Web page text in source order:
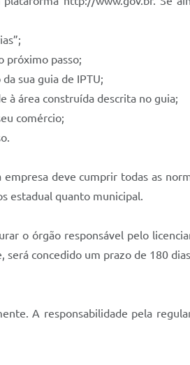
próximo passo;
sua guia de IPTU;
à área construída descrita no guia;
comércio;
deve cumprir todas as
estadual quanto municipal.
o órgão responsável pelo
concedido um prazo de 180
A responsabilidade pela